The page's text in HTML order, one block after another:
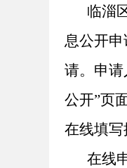
临淄
息公开
请。申
公开”页
在线填
在线